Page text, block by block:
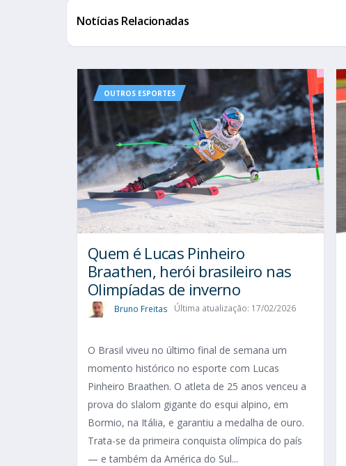
Notícias Relacionadas
OUTROS ESPORTES
Quem é Lucas Pinheiro
Braathen, herói brasileiro nas
Olimpíadas de inverno
Bruno Freitas Última atualização: 17/02/2026
O Brasil viveu no último final de semana um
momento histórico no esporte com Lucas
Pinheiro Braathen. O atleta de 25 anos venceu a
prova do slalom gigante do esqui alpino, em
Bormio, na Itália, e garantiu a medalha de ouro.
Trata-se da primeira conquista olímpica do país
— e também da América do Sul...